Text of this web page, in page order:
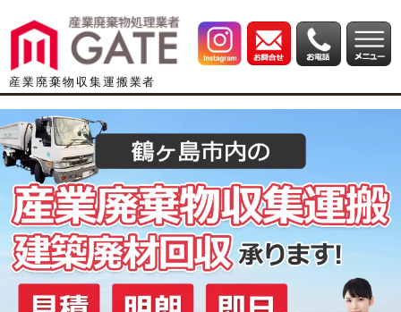
産業廃棄物収集運搬業者